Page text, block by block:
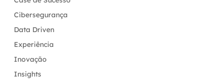
Cibersegurança
Data Driven
Experiência
Inovação
Insights